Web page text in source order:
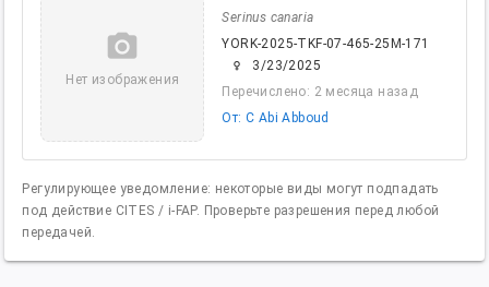
camera_alt
Нет изображения
Serinus canaria
YORK-2025-TKF-07-465-25M-171
female
3/23/2025
Перечислено: 2 месяца назад
От: C Abi Abboud
Регулирующее уведомление: некоторые виды могут подпадать
под действие CITES / i-FAP. Проверьте разрешения перед любой
передачей.